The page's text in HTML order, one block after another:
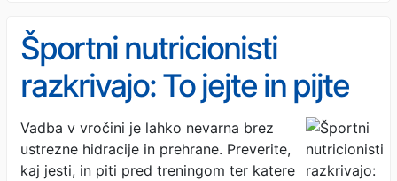
Športni nutricionisti
razkrivajo: To jejte in pijte
pred vadbo v vročini, da se
izognete izčrpanosti
Vadba v vročini je lahko nevarna brez
ustrezne hidracije in prehrane. Preverite,
kaj jesti, in piti pred treningom ter katere